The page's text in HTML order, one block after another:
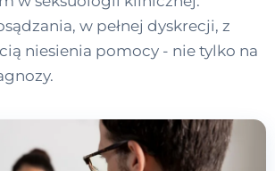
w pełnej dyskrecji, z
niesienia pomocy - nie tylko na